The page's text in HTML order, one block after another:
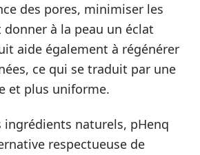
des pores, minimiser les
à la peau un éclat
aide également à régénérer
ce qui se traduit par une
et plus uniforme.
ingrédients naturels, pHenq
respectueuse de